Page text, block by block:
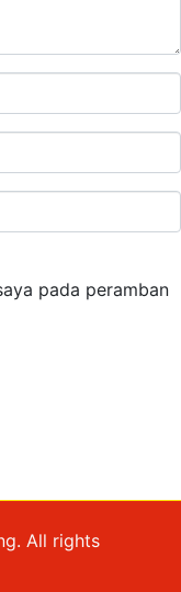
pada peramban
All rights